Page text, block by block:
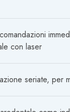
con laser
seriate, per